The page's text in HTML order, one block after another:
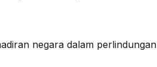
negara dalam perlindungan